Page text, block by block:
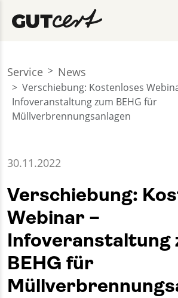
Service News
Verschiebung: Kostenloses
Infoveranstaltung zum BEHG für
Müllverbrennungsanlagen
30.11.2022
Verschiebung:
Webinar –
Infoveranstaltung
BEHG für